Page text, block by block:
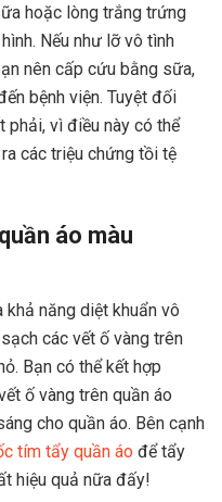
hoặc lòng trắng trứng
Nếu như lỡ vô tình
nên cấp cứu bằng sữa,
bệnh viện. Tuyệt đối
phải, vì điều này có thể
các triệu chứng tồi tệ
áo màu
năng diệt khuẩn vô
các vết ố vàng trên
Bạn có thể kết hợp
ố vàng trên quần áo
cho quần áo. Bên cạnh
tím tẩy quần áo để tẩy
hiệu quả nữa đấy!